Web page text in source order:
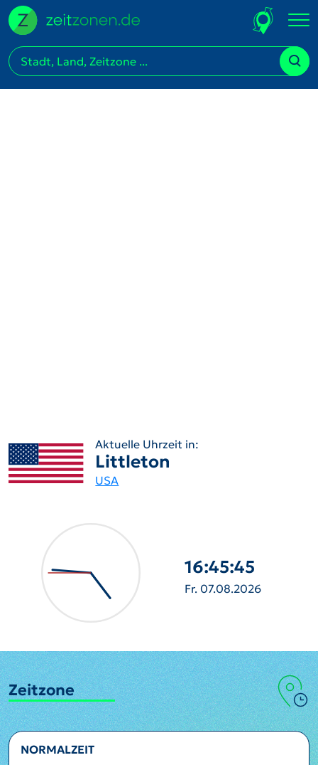
Aktuelle Uhrzeit in:
Littleton
USA
16:45:47
Fr. 07.08.2026
Zeitzone
NORMALZEIT